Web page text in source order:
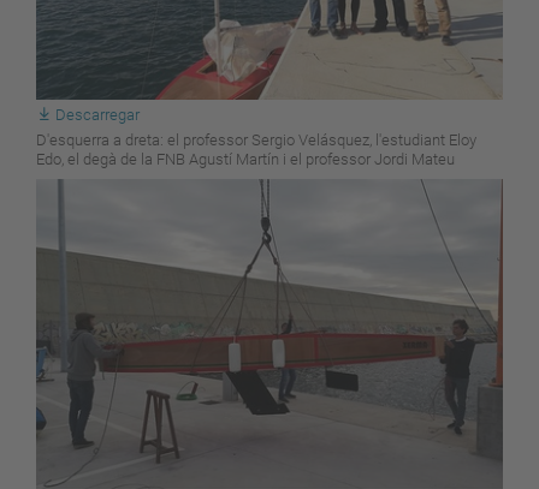
Descarregar
D'esquerra a dreta: el professor Sergio Velásquez, l'estudiant Eloy
Edo, el degà de la FNB Agustí Martín i el professor Jordi Mateu